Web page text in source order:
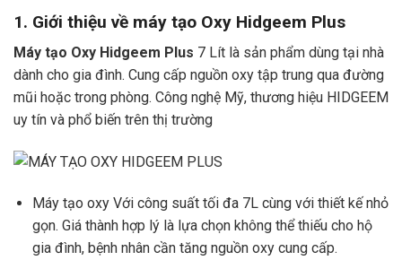
1. Giới thiệu về máy tạo Oxy Hidgeem Plus
Máy tạo Oxy Hidgeem Plus 7 Lít là sản phẩm dùng tại nhà
dành cho gia đình. Cung cấp nguồn oxy tập trung qua đường
mũi hoặc trong phòng. Công nghệ Mỹ, thương hiệu HIDGEEM
uy tín và phổ biến trên thị trường
Máy tạo oxy Với công suất tối đa 7L cùng với thiết kế nhỏ
gọn. Giá thành hợp lý là lựa chọn không thể thiếu cho hộ
gia đình, bệnh nhân cần tăng nguồn oxy cung cấp.